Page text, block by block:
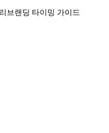
브랜딩 타이밍 가이드